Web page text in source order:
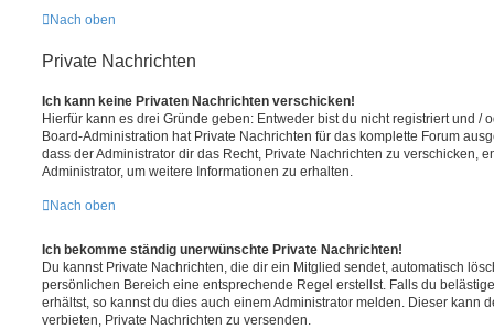
Nach oben
Private Nachrichten
Ich kann keine Privaten Nachrichten verschicken!
Hierfür kann es drei Gründe geben: Entweder bist du nicht registriert und /
Board-Administration hat Private Nachrichten für das komplette Forum
dass der Administrator dir das Recht, Private Nachrichten zu verschicken,
Administrator, um weitere Informationen zu erhalten.
Nach oben
Ich bekomme ständig unerwünschte Private Nachrichten!
Du kannst Private Nachrichten, die dir ein Mitglied sendet, automatisch
persönlichen Bereich eine entsprechende Regel erstellst. Falls du
erhältst, so kannst du dies auch einem Administrator melden. Dieser kann
verbieten, Private Nachrichten zu versenden.